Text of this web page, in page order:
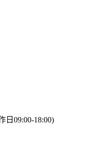
日09:00-18:00)